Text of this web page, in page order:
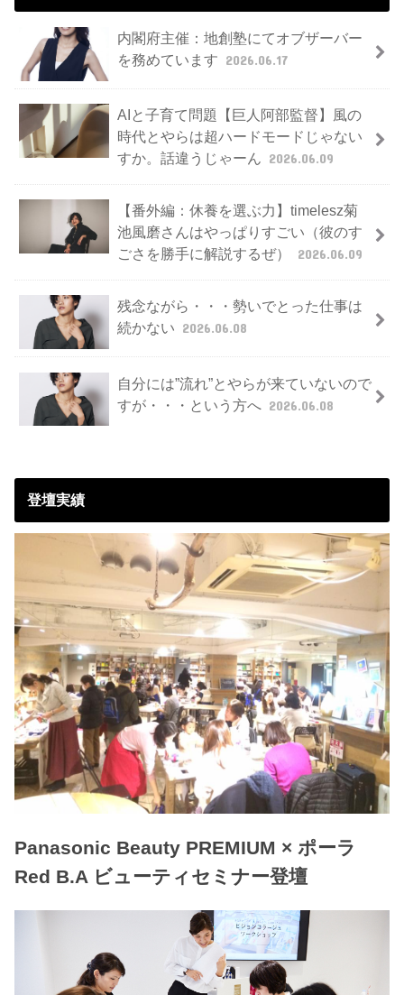
内閣府主催：地創塾にてオブザーバー
を務めています 2026.06.17
AIと子育て問題【巨人阿部監督】風の
時代とやらは超ハードモードじゃない
すか。話違うじゃーん 2026.06.09
【番外編：休養を選ぶ力】timelesz菊
池風磨さんはやっぱりすごい（彼のす
ごさを勝手に解説するぜ）
2026.06.09
残念ながら・・・勢いでとった仕事は
続かない 2026.06.08
自分には”流れ”とやらが来ていないので
すが・・・という方へ 2026.06.08
登壇実績
Panasonic Beauty PREMIUM × ポーラ
Red B.A ビューティセミナー登壇